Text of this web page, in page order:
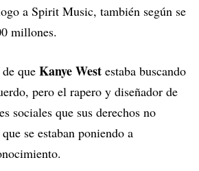
a Spirit Music, también según se
millones.
que Kanye West estaba buscando
pero el rapero y diseñador de
sociales que sus derechos no
se estaban poniendo a